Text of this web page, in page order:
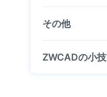
その他
ZWCADの小技